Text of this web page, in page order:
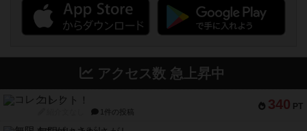
アクセス数 急上昇中
340 PT
コレクト！
1件の投稿